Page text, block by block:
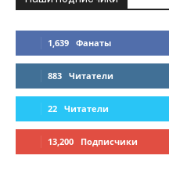
1,639 Фанаты
883 Читатели
22 Читатели
13,200 Подписчики